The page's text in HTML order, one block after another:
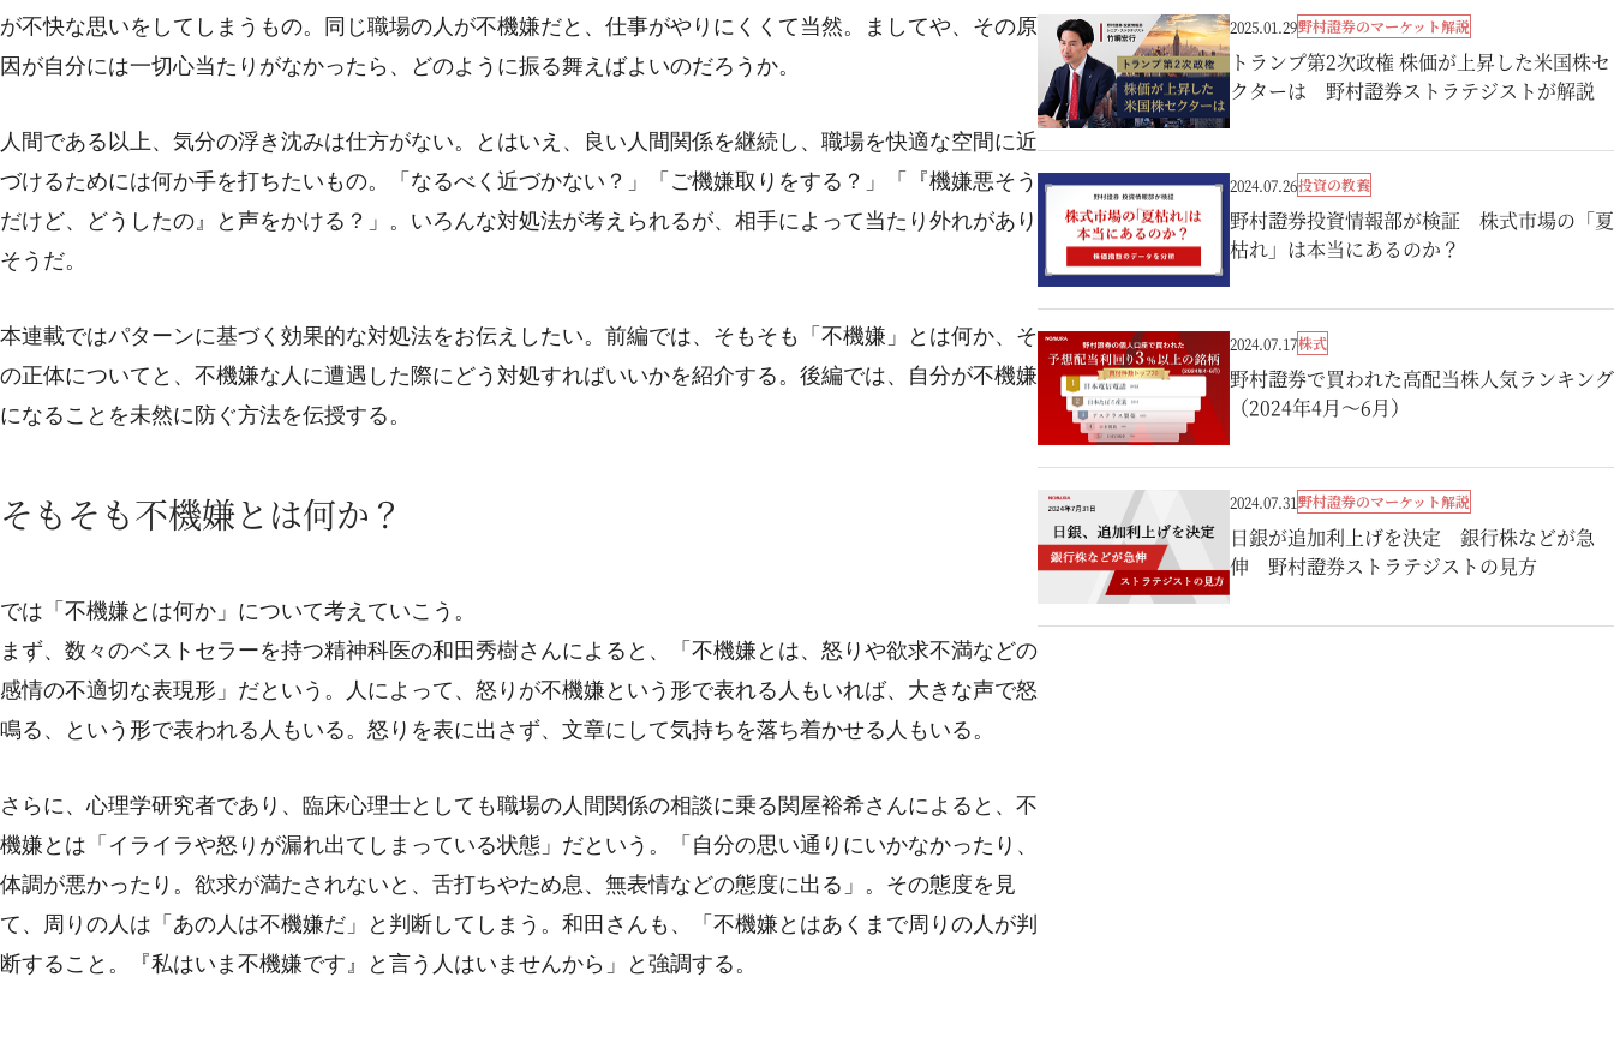
が不快な思いをしてしまうもの。同じ職場の人が不機嫌だと、仕事がやりにくくて当然。ましてや、その原
因が自分には一切心当たりがなかったら、どのように振る舞えばよいのだろうか。
人間である以上、気分の浮き沈みは仕方がない。とはいえ、良い人間関係を継続し、職場を快適な空間に近
づけるためには何か手を打ちたいもの。「なるべく近づかない？」「ご機嫌取りをする？」「『機嫌悪そう
だけど、どうしたの』と声をかける？」。いろんな対処法が考えられるが、相手によって当たり外れがあり
そうだ。
本連載ではパターンに基づく効果的な対処法をお伝えしたい。前編では、そもそも「不機嫌」とは何か、そ
の正体についてと、不機嫌な人に遭遇した際にどう対処すればいいかを紹介する。後編では、自分が不機嫌
になることを未然に防ぐ方法を伝授する。
そもそも不機嫌とは何か？
では「不機嫌とは何か」について考えていこう。
まず、数々のベストセラーを持つ精神科医の和田秀樹さんによると、「不機嫌とは、怒りや欲求不満などの
感情の不適切な表現形」だという。人によって、怒りが不機嫌という形で表れる人もいれば、大きな声で怒
鳴る、という形で表われる人もいる。怒りを表に出さず、文章にして気持ちを落ち着かせる人もいる。
さらに、心理学研究者であり、臨床心理士としても職場の人間関係の相談に乗る関屋裕希さんによると、不
機嫌とは「イライラや怒りが漏れ出てしまっている状態」だという。「自分の思い通りにいかなかったり、
体調が悪かったり。欲求が満たされないと、舌打ちやため息、無表情などの態度に出る」。その態度を見
て、周りの人は「あの人は不機嫌だ」と判断してしまう。和田さんも、「不機嫌とはあくまで周りの人が判
断すること。『私はいま不機嫌です』と言う人はいませんから」と強調する。
2025.01.29野村證券のマーケット解説
トランプ第2次政権 株価が上昇した米国株セ
クターは 野村證券ストラテジストが解説
2024.07.26投資の教養
野村證券投資情報部が検証 株式市場の「夏
枯れ」は本当にあるのか？
2024.07.17株式
野村證券で買われた高配当株人気ランキング
（2024年4月～6月）
2024.07.31野村證券のマーケット解説
日銀が追加利上げを決定 銀行株などが急
伸 野村證券ストラテジストの見方